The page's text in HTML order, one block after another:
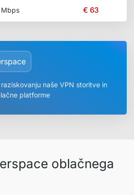
€ 63
naše VPN storitve in
platforme
oblačnega